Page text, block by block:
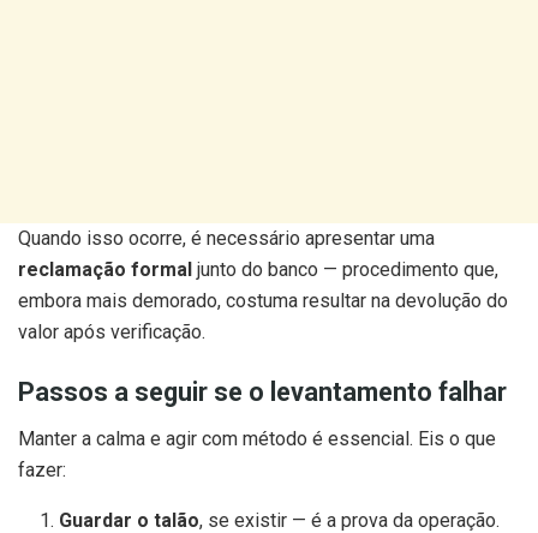
Quando isso ocorre, é necessário apresentar uma
reclamação formal junto do banco — procedimento que,
embora mais demorado, costuma resultar na devolução do
valor após verificação.
Passos a seguir se o levantamento falhar
Manter a calma e agir com método é essencial. Eis o que
fazer:
Guardar o talão, se existir — é a prova da operação.